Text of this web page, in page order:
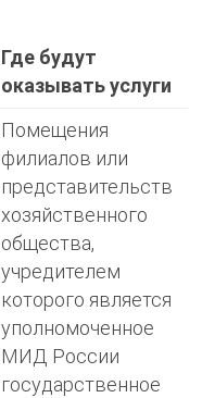
Где будут
оказывать услуги
Помещения
филиалов или
представительств
хозяйственного
общества,
учредителем
которого является
уполномоченное
МИД России
государственное